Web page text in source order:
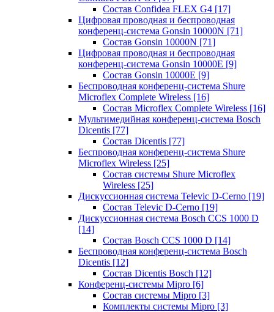
Состав Confidea FLEX G4 [17]
Цифровая проводная и беспроводная
конференц-система Gonsin 10000N [71]
Состав Gonsin 10000N [71]
Цифровая проводная и беспроводная
конференц-система Gonsin 10000E [9]
Состав Gonsin 10000E [9]
Беспроводная конференц-система Shure
Microflex Complete Wireless [16]
Состав Microflex Complete Wireless [16]
Мультимедийная конференц-система Bosch
Dicentis [77]
Состав Dicentis [77]
Беспроводная конференц-система Shure
Microflex Wireless [25]
Состав системы Shure Microflex
Wireless [25]
Дискуссионная система Televic D-Cerno [19]
Состав Televic D-Cerno [19]
Дискуссионная система Bosch CCS 1000 D
[14]
Состав Bosch CCS 1000 D [14]
Беспроводная конференц-система Bosch
Dicentis [12]
Состав Dicentis Bosch [12]
Конференц-системы Mipro [6]
Состав системы Mipro [3]
Комплекты системы Mipro [3]